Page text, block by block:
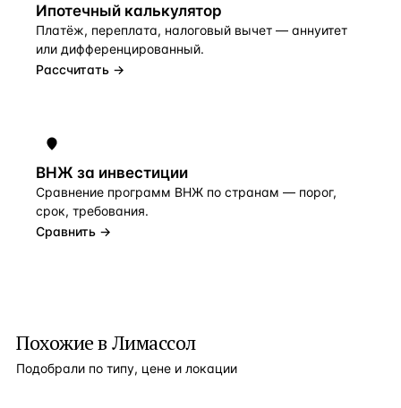
Ипотечный калькулятор
Платёж, переплата, налоговый вычет — аннуитет
или дифференцированный.
Рассчитать →
ВНЖ за инвестиции
Сравнение программ ВНЖ по странам — порог,
срок, требования.
Сравнить →
Похожие в Лимассол
Подобрали по типу, цене и локации